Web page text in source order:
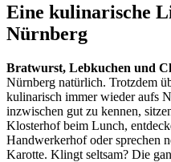
Eine kulinarische
Nürnberg
Bratwurst, Lebkuchen und
Nürnberg natürlich. Trotzdem
kulinarisch immer wieder aufs
inzwischen gut zu kennen,
Klosterhof beim Lunch,
Handwerkerhof oder sprechen
Karotte. Klingt seltsam? Die